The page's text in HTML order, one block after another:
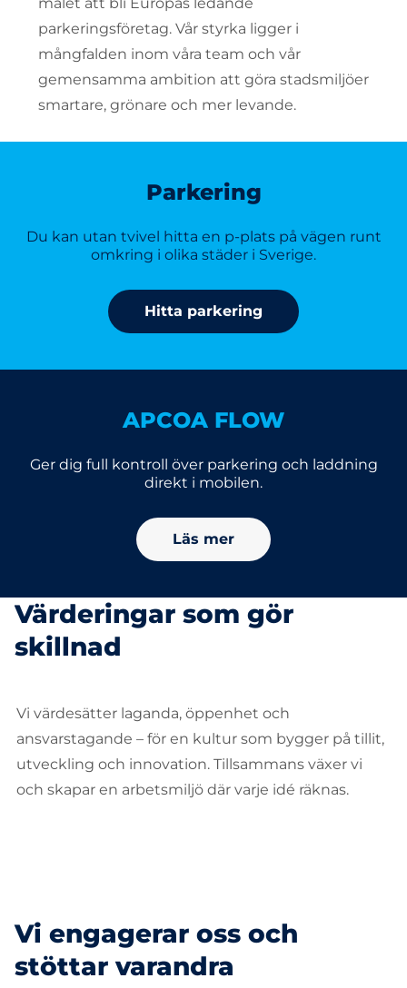
parkeringsföretag. Vår styrka ligger i
mångfalden inom våra team och vår
gemensamma ambition att göra stadsmiljöer
smartare, grönare och mer levande.
Parkering
Du kan utan tvivel hitta en p-plats på vägen runt
omkring i olika städer i Sverige.
Hitta parkering
APCOA FLOW
Ger dig full kontroll över parkering och laddning
direkt i mobilen.
Läs mer
Värderingar som gör
skillnad
Vi värdesätter laganda, öppenhet och
ansvarstagande – för en kultur som bygger på tillit,
utveckling och innovation. Tillsammans växer vi
och skapar en arbetsmiljö där varje idé räknas.
Vi engagerar oss och
stöttar varandra